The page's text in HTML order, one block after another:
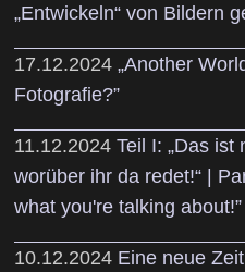
„Entwickeln“ von Bildern
17.12.2024 „Another
Fotografie?”
11.12.2024 Teil I: „Das ist
worüber ihr da redet!“ |
what you're talking about!”
10.12.2024 Eine neue